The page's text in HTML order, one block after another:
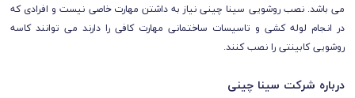
می باشد. نصب روشویی سینا چینی نیاز به داشتن مهارت خاصی نیست و افرادی که
در انجام لوله کشی و تاسیسات ساختمانی مهارت کافی را دارند می توانند کاسه
روشویی کابینتی را نصب کنند.
درباره شرکت سینا چینی